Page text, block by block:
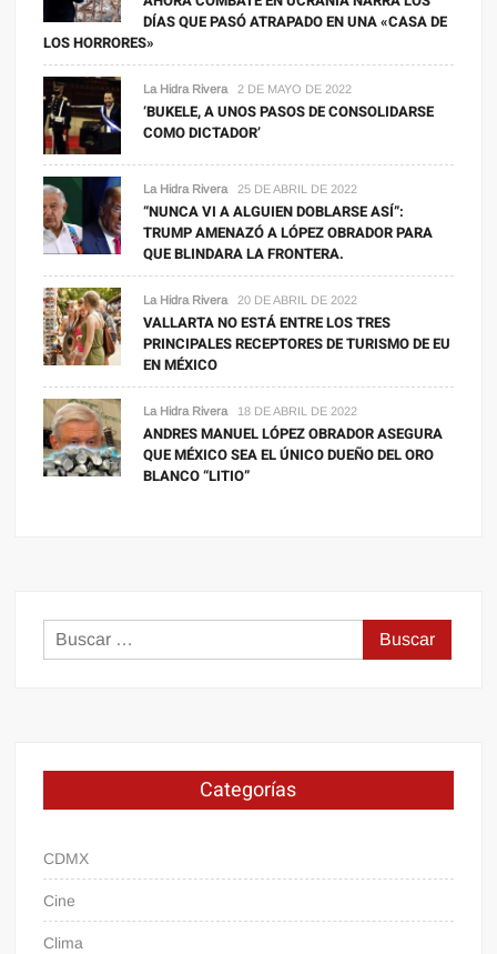
DÍAS QUE PASÓ ATRAPADO EN UNA «CASA DE
LOS HORRORES»
La Hidra Rivera 2 DE MAYO DE 2022
‘BUKELE, A UNOS PASOS DE CONSOLIDARSE
COMO DICTADOR’
La Hidra Rivera 25 DE ABRIL DE 2022
“NUNCA VI A ALGUIEN DOBLARSE ASÍ”:
TRUMP AMENAZÓ A LÓPEZ OBRADOR PARA
QUE BLINDARA LA FRONTERA.
La Hidra Rivera 20 DE ABRIL DE 2022
VALLARTA NO ESTÁ ENTRE LOS TRES
PRINCIPALES RECEPTORES DE TURISMO DE EU
EN MÉXICO
La Hidra Rivera 18 DE ABRIL DE 2022
ANDRES MANUEL LÓPEZ OBRADOR ASEGURA
QUE MÉXICO SEA EL ÚNICO DUEÑO DEL ORO
BLANCO “LITIO”
Buscar:
Categorías
CDMX
Cine
Clima